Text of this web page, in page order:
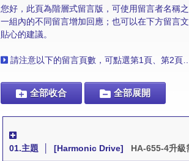
您好，此頁為階層式留言版，可使用留言者名稱
一組內的不同留言增加回應；也可以在下方留言
貼心的建議。
請注意以下的留言頁數，可點選第1頁、第2頁…
全部收合 全部展開
01.主題 │ [Harmonic Drive] HA-655-4升級